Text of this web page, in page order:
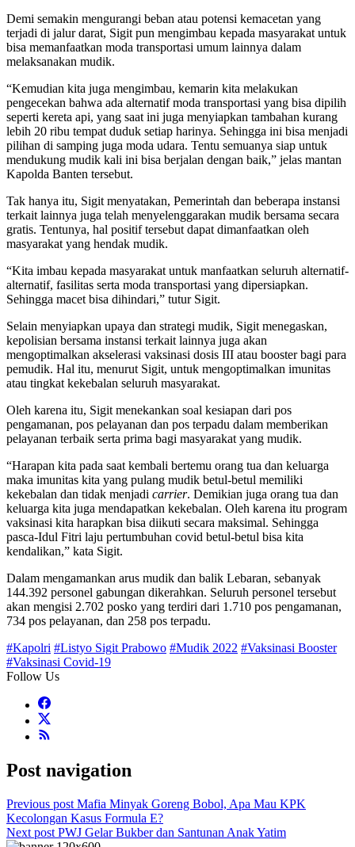
Demi semakin mengurangi beban atau potensi kemacetan yang
terjadi di jalur darat, Sigit pun mengimbau kepada masyarakat untuk
bisa memanfaatkan moda transportasi umum lainnya dalam
melaksanakan mudik.
“Kemudian kita juga mengimbau, kemarin kita melakukan
pengecekan bahwa ada alternatif moda transportasi yang bisa dipilih
seperti kereta api, yang saat ini juga menyiapkan tambahan kurang
lebih 20 ribu tempat duduk setiap harinya. Sehingga ini bisa menjadi
pilihan di samping juga moda udara. Tentu semuanya siap untuk
mendukung mudik kali ini bisa berjalan dengan baik,” jelas mantan
Kapolda Banten tersebut.
Tak hanya itu, Sigit menyatakan, Pemerintah dan beberapa instansi
terkait lainnya juga telah menyelenggarakan mudik bersama secara
gratis. Tentunya, hal positif tersebut dapat dimanfaatkan oleh
masyarakat yang hendak mudik.
“Kita imbau kepada masyarakat untuk manfaatkan seluruh alternatif-
alternatif, fasilitas serta moda transportasi yang dipersiapkan.
Sehingga macet bisa dihindari,” tutur Sigit.
Selain menyiapkan upaya dan strategi mudik, Sigit menegaskan,
kepolisian bersama instansi terkait lainnya juga akan
mengoptimalkan akselerasi vaksinasi dosis III atau booster bagi para
pemudik. Hal itu, menurut Sigit, untuk mengoptimalkan imunitas
atau tingkat kekebalan seluruh masyarakat.
Oleh karena itu, Sigit menekankan soal kesiapan dari pos
pengamanan, pos pelayanan dan pos terpadu dalam memberikan
pelayanan terbaik serta prima bagi masyarakat yang mudik.
“Harapan kita pada saat kembali bertemu orang tua dan keluarga
maka imunitas kita yang pulang mudik betul-betul memiliki
kekebalan dan tidak menjadi carrier. Demikian juga orang tua dan
keluarga kita juga mendapatkan kekebalan. Oleh karena itu program
vaksinasi kita harapkan bisa diikuti secara maksimal. Sehingga
pasca-Idul Fitri laju pertumbuhan covid betul-betul bisa kita
kendalikan,” kata Sigit.
Dalam mengamankan arus mudik dan balik Lebaran, sebanyak
144.392 personel gabungan dikerahkan. Seluruh personel tersebut
akan mengisi 2.702 posko yang terdiri dari 1.710 pos pengamanan,
734 pos pelayanan, dan 258 pos terpadu.
#Kapolri #Listyo Sigit Prabowo #Mudik 2022 #Vaksinasi Booster
#Vaksinasi Covid-19
Follow Us
Post navigation
Previous post Mafia Minyak Goreng Bobol, Apa Mau KPK
Kecolongan Kasus Formula E?
Next post PWJ Gelar Bukber dan Santunan Anak Yatim